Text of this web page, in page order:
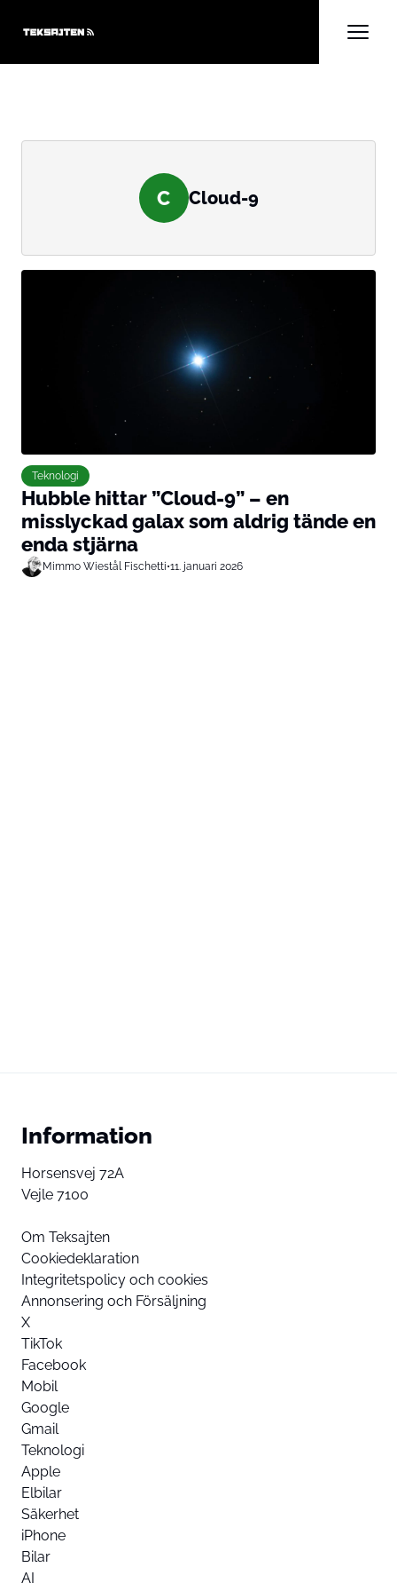
C Cloud-9
Teknologi
Hubble hittar ”Cloud-9” – en
misslyckad galax som aldrig tände en
enda stjärna
Mimmo Wiestål Fischetti•11. januari 2026
Information
Horsensvej 72A
Vejle 7100
Om Teksajten
Cookiedeklaration
Integritetspolicy och cookies
Annonsering och Försäljning
X
TikTok
Facebook
Mobil
Google
Gmail
Teknologi
Apple
Elbilar
Säkerhet
iPhone
Bilar
AI